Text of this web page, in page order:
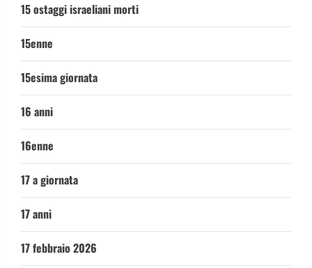
15 ostaggi israeliani morti
15enne
15esima giornata
16 anni
16enne
17 a giornata
17 anni
17 febbraio 2026